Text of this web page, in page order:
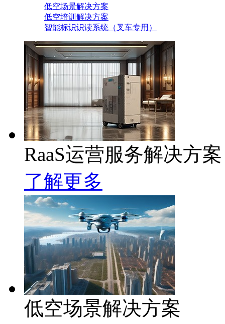
低空场景解决方案
低空培训解决方案
智能标识识读系统（叉车专用）
RaaS运营服务解决方案
了解更多
低空场景解决方案